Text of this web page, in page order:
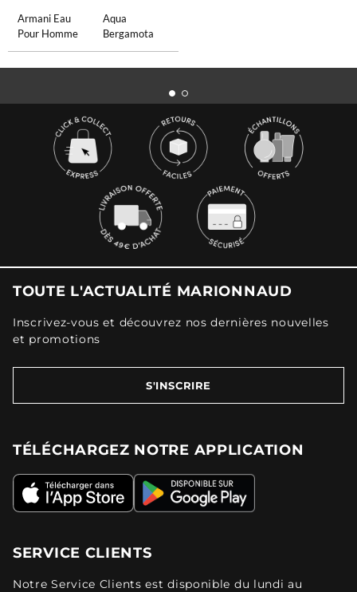
Armani Eau
Pour Homme
Aqua
Bergamota
TOUTE L'ACTUALITÉ MARIONNAUD
Inscrivez-vous et découvrez nos dernières nouvelles
et promotions
S'INSCRIRE
TÉLÉCHARGEZ NOTRE APPLICATION
SERVICE CLIENTS
Notre Service Clients est disponible du lundi au